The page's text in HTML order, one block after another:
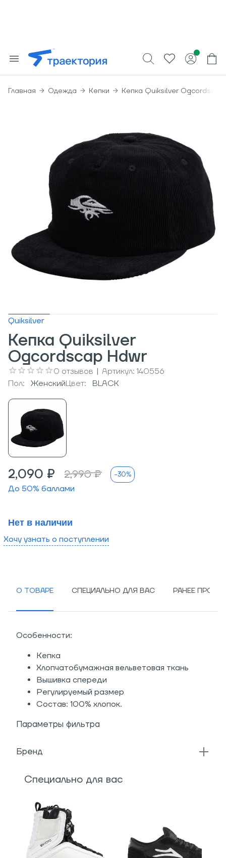
Главная Одежда Кепки Кепка Quiksilver Ogcordscap
Quiksilver
Кепка Quiksilver
Ogcordscap Hdwr
0 отзывов | Артикул: 140556
Пол:
ЖенскийЦвет: BLACK
2,090 ₽ 2,990 ₽ -30%
До 50% баллами
Нет в наличии
Хочу узнать о поступлении
О ТОВАРЕ СПЕЦИАЛЬНО ДЛЯ ВАС РАНЕЕ
Особенности:
Кепка
Хлопчатобумажная вельветовая ткань
Вышивка спереди
Регулируемый размер
Состав: 100% хлопок.
Параметры фильтра
Бренд
Специально для вас